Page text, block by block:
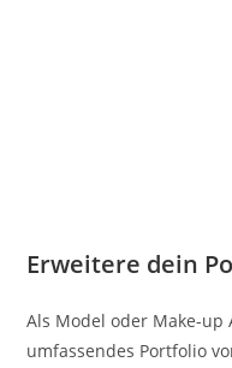
Erweitere dein
Als Model oder Make-up
umfassendes Portfolio